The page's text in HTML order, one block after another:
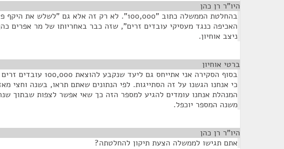
היו"ר רן כהן
בהחלטת הממשלה כתוב "100,000". לא רק זה אלא גם "לשלש את
האכיפה כנגד מעסיקי עובדים זרים", שזה כבר באחריותו של מר אפרים
ניצב אוחיון.
ברטי אוחיון
בסוף הסקירה אני אתייחס גם ליעד
כי אנחנו הגשנו על זה הסתייגות. לפי הנתונים שאתם תראו, בשנה וחצי
המנהלת אנחנו עומדים להגיע למספר הזה כך שאי אפשר לצפות שבתוך
משנה המספר יוכפל.
היו"ר רן כהן
אתם תגישו לממשלה הצעת תיקון להחלטתה?